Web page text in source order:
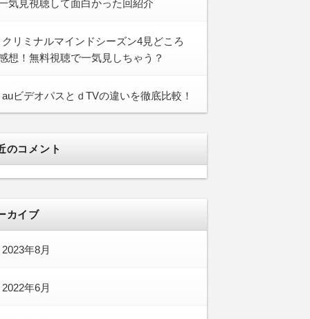
気見視聴して面白かった回紹介
クリミナルマインドシーズン4見どころ
想！無料視聴で一気見しちゃう？
auビデオパスとｄTVの違いを徹底比較！
のコメント
カイブ
2023年8月
2022年6月